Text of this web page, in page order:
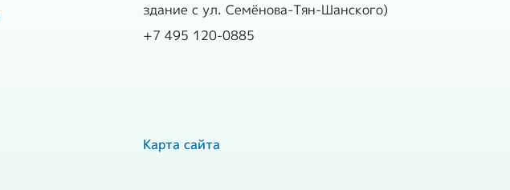
здание с ул. Семёнова-Тян-Шанского)
+7 495 120-0885
Карта сайта